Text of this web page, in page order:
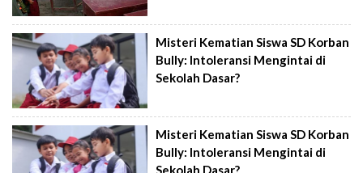
Misteri Kematian Siswa SD Korban
Bully: Intoleransi Mengintai di
Sekolah Dasar?
Misteri Kematian Siswa SD Korban
Bully: Intoleransi Mengintai di
Sekolah Dasar?